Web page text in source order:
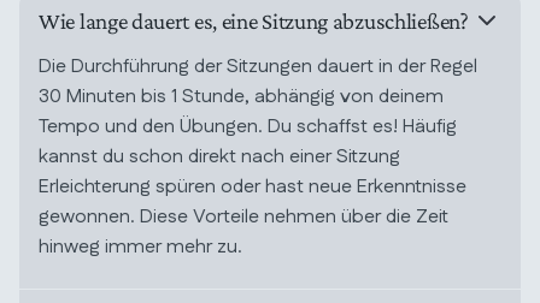
Wie lange dauert es, eine Sitzung abzuschließen?
Die Durchführung der Sitzungen dauert in der Regel
30 Minuten bis 1 Stunde, abhängig von deinem
Tempo und den Übungen. Du schaffst es! Häufig
kannst du schon direkt nach einer Sitzung
Erleichterung spüren oder hast neue Erkenntnisse
gewonnen. Diese Vorteile nehmen über die Zeit
hinweg immer mehr zu.